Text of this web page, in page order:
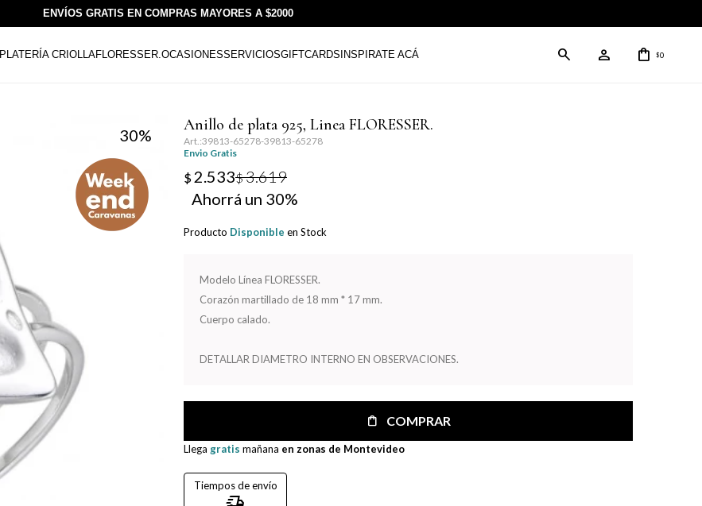
ENVÍOS GRATIS EN COMPRAS MAYORES A $2000
PLATERÍA CRIOLLAFLORESSER.OCASIONESSERVICIOSGIFTCARDS INSPIRATE ACÁ $0
30
Anillo de plata 925, Linea FLORESSER.
39813-65278-39813-65278
Envio Gratis
$ 2.533$3.619
30
Producto Disponible en Stock
Modelo Línea FLORESSER.
Corazón martillado de 18 mm * 17 mm.
Cuerpo calado.
DETALLAR DIAMETRO INTERNO EN OBSERVACIONES.
COMPRAR
Llega gratis mañana en zonas de Montevideo
Tiempos de envío